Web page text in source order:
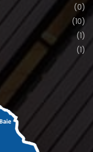
(0)
(10)
(1)
(1)